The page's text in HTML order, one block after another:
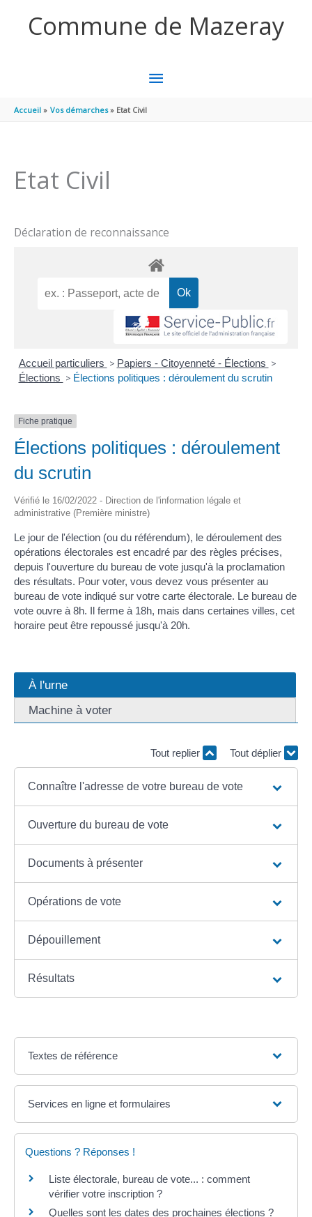
Commune de Mazeray
MENU
PRINCIPAL
Accueil Vos démarches Etat Civil
Etat Civil
Déclaration de reconnaissance
Accueil particuliers > Papiers - Citoyenneté - Élections >
Élections > Élections politiques : déroulement du scrutin
Fiche pratique
Élections politiques : déroulement
du scrutin
Vérifié le 16/02/2022 - Direction de l'information légale et
administrative (Première ministre)
Le jour de l'élection (ou du référendum), le déroulement des
opérations électorales est encadré par des règles précises,
depuis l'ouverture du bureau de vote jusqu'à la proclamation
des résultats. Pour voter, vous devez vous présenter au
bureau de vote indiqué sur votre carte électorale. Le bureau de
vote ouvre à 8h. Il ferme à 18h, mais dans certaines villes, cet
horaire peut être repoussé jusqu'à 20h.
À l'urne
Machine à voter
Tout replier Tout déplier
Connaître l'adresse de votre bureau de vote
Ouverture du bureau de vote
Documents à présenter
Opérations de vote
Dépouillement
Résultats
Textes de référence
Services en ligne et formulaires
Questions ? Réponses !
Liste électorale, bureau de vote... : comment
vérifier votre inscription ?
Quelles sont les dates des prochaines élections ?